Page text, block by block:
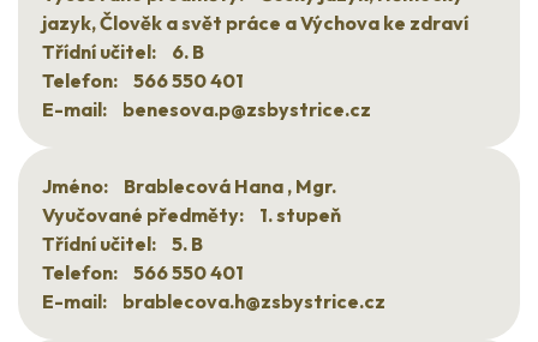
jazyk, Člověk a svět práce a Výchova ke zdraví
Třídní učitel:
6. B
Telefon:
566 550 401
E-mail:
benesova.p@zsbystrice.cz
Jméno:
Brablecová Hana , Mgr.
Vyučované předměty:
1. stupeň
Třídní učitel:
5. B
Telefon:
566 550 401
E-mail:
brablecova.h@zsbystrice.cz